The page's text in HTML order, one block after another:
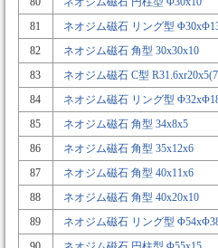
81
ネオジム磁石 リング型
82
ネオジム磁石 角型 30x30x10
83
ネオジム磁石 C型
84
ネオジム磁石 リング型
85
ネオジム磁石 角型 34x8x5
86
ネオジム磁石 角型 35x12x6
87
ネオジム磁石 角型 40x11x6
88
ネオジム磁石 角型 40x20x10
89
ネオジム磁石 リング型